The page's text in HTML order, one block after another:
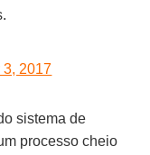
3, 2017
sistema de
processo cheio